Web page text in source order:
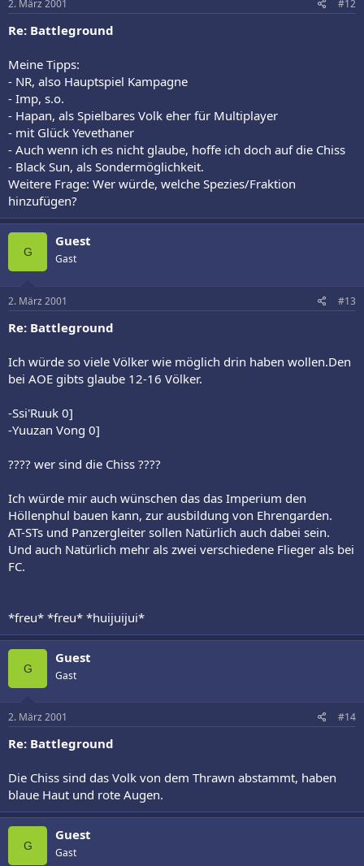
2. März 2001 #12
Re: Battleground
Meine Tipps:
- NR, also Hauptspiel Kampagne
- Imp, s.o.
- Hapan, als Spielbares Volk eher für Multiplayer
- mit Glück Yevethaner
- Auch wenn ich es nicht glaube, hoffe ich doch auf die Chiss
- Black Sun, als Sondermöglichkeit.
Weitere Frage: Wer würde, welche Spezies/Fraktion
hinzufügen?
G
Guest
Gast
2. März 2001 #13
Re: Battleground
Ich würde so viele Völker wie möglich drin haben wollen.Den
bei AOE gibts glaube 12-16 Völker.
-Ssi'Ruuk 0]
-Yuuzan Vong 0]
???? wer sind die Chiss ????
Ich würde mir auch wünschen das das Imperium den
Höllenphul bauen kann, zur ausbildung von Ehrengarden.
AT-STs und Panzergleiter sollen Natürlich auch dabei sein.
Und auch Natürlich mehr als zwei verschiedene Flieger als bei
FC.
*freu* *freu* *huijuijui*
G
Guest
Gast
2. März 2001 #14
Re: Battleground
Die Chiss sind das Volk von dem Thrawn abstammt, haben
blaue Haut und rote Augen.
G
Guest
Gast